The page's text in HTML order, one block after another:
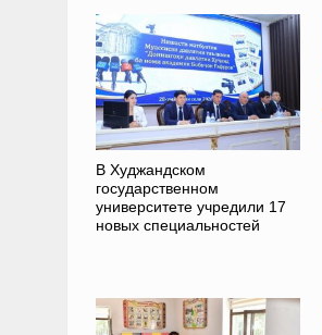
В Худжандском
государственном
университете учредили 17
новых специальностей